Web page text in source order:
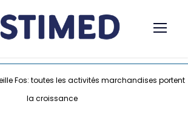
Fos: toutes les activités marchandises portent
la croissance